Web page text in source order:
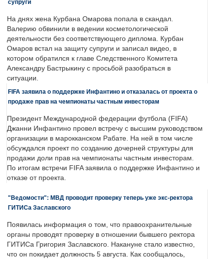
супруги
На днях жена Курбана Омарова попала в скандал.
Валерию обвинили в ведении косметологической
деятельности без соответствующего диплома. Курбан
Омаров встал на защиту супруги и записал видео, в
котором обратился к главе Следственного Комитета
Александру Бастрыкину с просьбой разобраться в
ситуации.
FIFA заявила о поддержке Инфантино и отказалась от проекта о
продаже прав на чемпионаты частным инвесторам
Президент Международной федерации футбола (FIFA)
Джанни Инфантино провел встречу с высшим руководством
организации в марокканском Рабате. На ней в том числе
обсуждался проект по созданию дочерней структуры для
продажи доли прав на чемпионаты частным инвесторам.
По итогам встречи FIFA заявила о поддержке Инфантино и
отказе от проекта.
"Ведомости": МВД проводит проверку теперь уже экс-ректора
ГИТИСа Заславского
Появилась информация о том, что правоохранительные
органы проводят проверку в отношении бывшего ректора
ГИТИСа Григория Заславского. Накануне стало известно,
что он покидает должность 5 августа. Как сообщалось,